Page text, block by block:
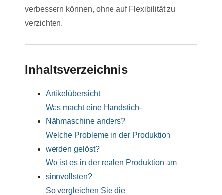
verbessern können, ohne auf Flexibilität zu
verzichten.
Inhaltsverzeichnis
Artikelübersicht
Was macht eine Handstich-
Nähmaschine anders?
Welche Probleme in der Produktion
werden gelöst?
Wo ist es in der realen Produktion am
sinnvollsten?
So vergleichen Sie die